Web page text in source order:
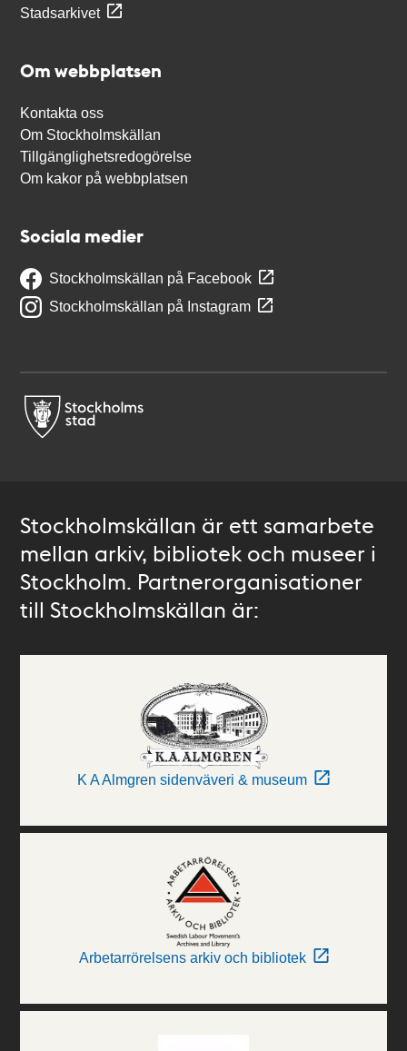
Stadsarkivet
Om webbplatsen
Kontakta oss
Om Stockholmskällan
Tillgänglighetsredogörelse
Om kakor på webbplatsen
Sociala medier
Stockholmskällan på Facebook
Stockholmskällan på Instagram
Stockholmskällan är ett samarbete
mellan arkiv, bibliotek och museer i
Stockholm. Partnerorganisationer
till Stockholmskällan är:
K A Almgren sidenväveri & museum
Arbetarrörelsens arkiv och bibliotek